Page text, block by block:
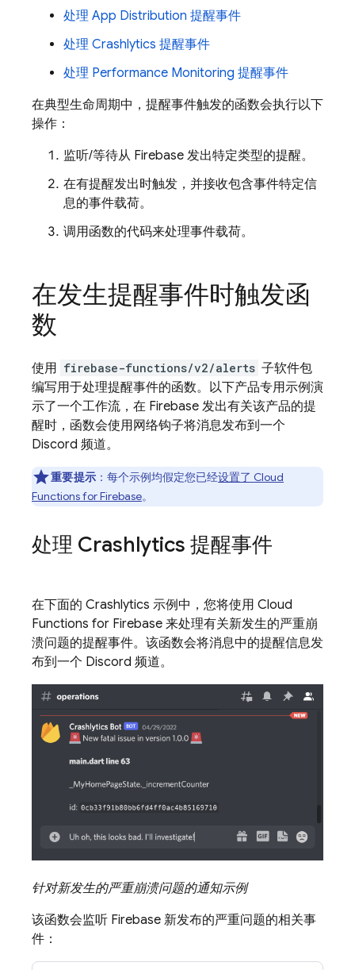
处理 App Distribution 提醒事件
处理 Crashlytics 提醒事件
处理 Performance Monitoring 提醒事件
在典型生命周期中，提醒事件触发的函数会执行以下
操作：
监听/等待从 Firebase 发出特定类型的提醒。
在有提醒发出时触发，并接收包含事件特定信
息的事件载荷。
调用函数的代码来处理事件载荷。
在发生提醒事件时触发函
数
使用 firebase-functions/v2/alerts 子软件包
编写用于处理提醒事件的函数。以下产品专用示例演
示了一个工作流，在 Firebase 发出有关该产品的提
醒时，函数会使用网络钩子将消息发布到一个
Discord 频道。
重要提示 ：每个示例均假定您已经设置了 Cloud
Functions for Firebase。
处理 Crashlytics 提醒事件
在下面的 Crashlytics 示例中，您将使用 Cloud
Functions for Firebase 来处理有关新发生的严重崩
溃问题的提醒事件。该函数会将消息中的提醒信息发
布到一个 Discord 频道。
针对新发生的严重崩溃问题的通知示例
该函数会监听 Firebase 新发布的严重问题的相关事
件：